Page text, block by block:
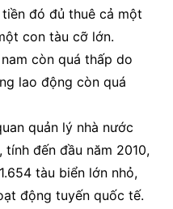
đó đủ thuê cả một
con tàu cỡ lớn.
còn quá thấp do
lao động còn quá
quản lý nhà nước
đến đầu năm 2010,
tàu biển lớn nhỏ,
động tuyến quốc tế.